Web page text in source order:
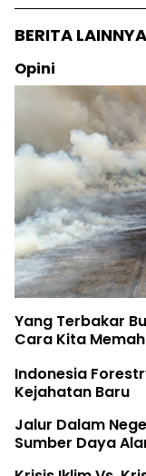
BERITA LAINNYA
Opini
Yang Terbakar
Cara Kita
Indonesia
Kejahatan Baru
Jalur Dalam
Sumber Daya